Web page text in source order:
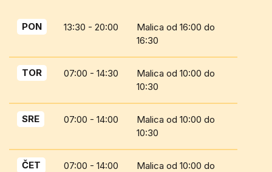
PON 13:30 - 20:00
Malica od 16:00 do
16:30
TOR 07:00 - 14:30
Malica od 10:00 do
10:30
SRE 07:00 - 14:00
Malica od 10:00 do
10:30
ČET 07:00 - 14:00
Malica od 10:00 do